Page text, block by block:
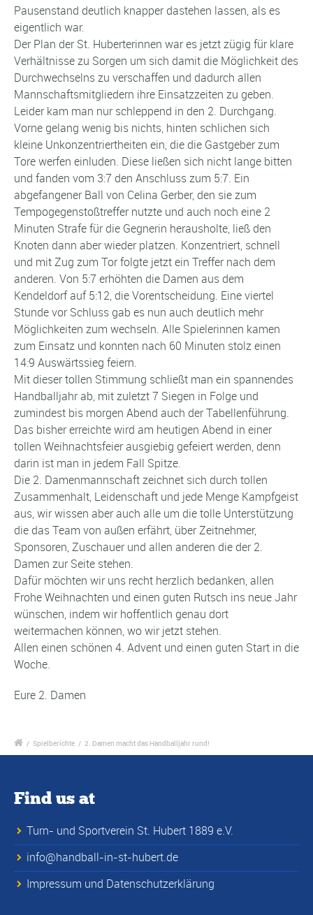
Pausenstand deutlich knapper dastehen lassen, als es
eigentlich war.
Der Plan der St. Huberterinnen war es jetzt zügig für klare
Verhältnisse zu Sorgen um sich damit die Möglichkeit des
Durchwechselns zu verschaffen und dadurch allen
Mannschaftsmitgliedern ihre Einsatzzeiten zu geben.
Leider kam man nur schleppend in den 2. Durchgang.
Vorne gelang wenig bis nichts, hinten schlichen sich
kleine Unkonzentriertheiten ein, die die Gastgeber zum
Tore werfen einluden. Diese ließen sich nicht lange bitten
und fanden vom 3:7 den Anschluss zum 5:7. Ein
abgefangener Ball von Celina Gerber, den sie zum
Tempogegenstoßtreffer nutzte und auch noch eine 2
Minuten Strafe für die Gegnerin herausholte, ließ den
Knoten dann aber wieder platzen. Konzentriert, schnell
und mit Zug zum Tor folgte jetzt ein Treffer nach dem
anderen. Von 5:7 erhöhten die Damen aus dem
Kendeldorf auf 5:12, die Vorentscheidung. Eine viertel
Stunde vor Schluss gab es nun auch deutlich mehr
Möglichkeiten zum wechseln. Alle Spielerinnen kamen
zum Einsatz und konnten nach 60 Minuten stolz einen
14:9 Auswärtssieg feiern.
Mit dieser tollen Stimmung schließt man ein spannendes
Handballjahr ab, mit zuletzt 7 Siegen in Folge und
zumindest bis morgen Abend auch der Tabellenführung.
Das bisher erreichte wird am heutigen Abend in einer
tollen Weihnachtsfeier ausgiebig gefeiert werden, denn
darin ist man in jedem Fall Spitze.
Die 2. Damenmannschaft zeichnet sich durch tollen
Zusammenhalt, Leidenschaft und jede Menge Kampfgeist
aus, wir wissen aber auch alle um die tolle Unterstützung
die das Team von außen erfährt, über Zeitnehmer,
Sponsoren, Zuschauer und allen anderen die der 2.
Damen zur Seite stehen.
Dafür möchten wir uns recht herzlich bedanken, allen
Frohe Weihnachten und einen guten Rutsch ins neue Jahr
wünschen, indem wir hoffentlich genau dort
weitermachen können, wo wir jetzt stehen.
Allen einen schönen 4. Advent und einen guten Start in die
Woche.
Eure 2. Damen
/ Spielberichte / 2. Damen macht das Handballjahr rund!
Find us at
Turn- und Sportverein St. Hubert 1889 e.V.
info@handball-in-st-hubert.de
Impressum und Datenschutzerklärung